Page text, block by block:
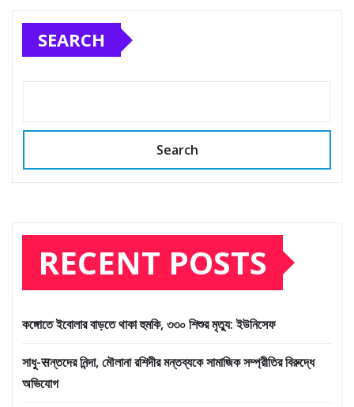
SEARCH
Search
RECENT POSTS
কঙ্গোতে ইবোলার বাড়তে থাকা হুমকি, ৩৩০ শিশুর মৃত্যু: ইউনিসেফ
সাধু-सন্তদের নিন্দা, মৌলানা রশিদীর মন্তব্যকে সামাজিক সম্প্রীতির বিরুদ্ধে
অভিযোগ